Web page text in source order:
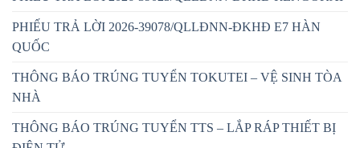
PHIẾU TRẢ LỜI 2026-39078/QLLĐNN-ĐKHĐ E7 HÀN
QUỐC
THÔNG BÁO TRÚNG TUYỂN TOKUTEI – VỆ SINH TÒA
NHÀ
THÔNG BÁO TRÚNG TUYỂN TTS – LẮP RÁP THIẾT BỊ